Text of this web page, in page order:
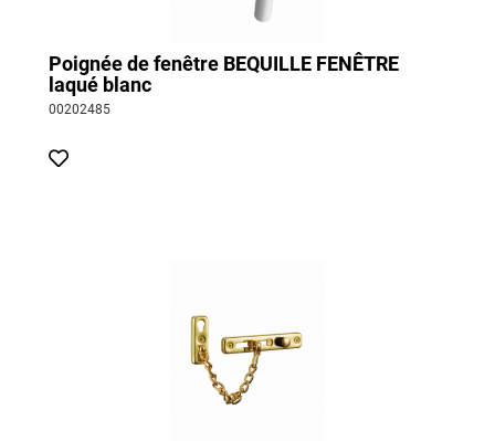
Poignée de fenêtre BEQUILLE FENÊTRE
laqué blanc
00202485